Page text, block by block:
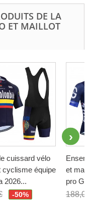
DE LA
ET MAILLOT
cuissard vélo
cyclisme équipe
2026...
-50%
et
pro
188,00